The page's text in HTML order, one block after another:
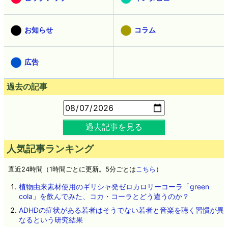
お知らせ コラム
広告
過去の記事
過去記事を見る
人気記事ランキング
直近24時間（1時間ごとに更新。5分ごとは こちら ）
植物由来素材使用のギリシャ発ゼロカロリーコーラ「green
cola」を飲んでみた、コカ・コーラとどう違うのか？
ADHDの症状がある若者はそうでない若者と音楽を聴く習慣が異
なるという研究結果